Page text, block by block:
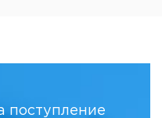
поступление